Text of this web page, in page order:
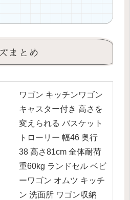
まとめ
ワゴン キッチンワゴン
キャスター付き 高さを
変えられる バスケット
トローリー 幅46 奥行
38 高さ81cm 全体耐荷
重60kg ランドセル ベビ
ーワゴン オムツ キッチ
ン 洗面所 ワゴン収納